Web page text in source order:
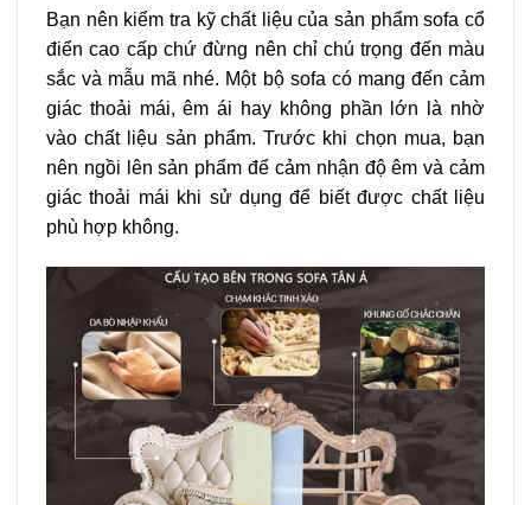
Bạn nên kiểm tra kỹ chất liệu của sản phẩm sofa cổ
điển cao cấp chứ đừng nên chỉ chú trọng đến màu
sắc và mẫu mã nhé. Một bộ sofa có mang đến cảm
giác thoải mái, êm ái hay không phần lớn là nhờ
vào chất liệu sản phẩm. Trước khi chọn mua, bạn
nên ngồi lên sản phẩm để cảm nhận độ êm và cảm
giác thoải mái khi sử dụng để biết được chất liệu
phù hợp không.